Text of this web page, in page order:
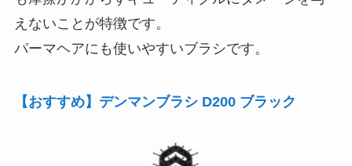
えないことが特徴です。
パーマヘアにも使いやすいブラシです。
【おすすめ】デンマンブラシ D200 ブラック